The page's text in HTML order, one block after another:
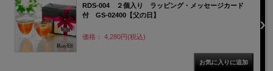
RDS-004 ２個入り ラッピング・メッセージカード
付 GS-02400【父の日】
価格： 4,280円(税込)